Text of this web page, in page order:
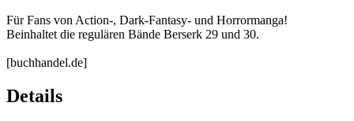
Für Fans von Action-, Dark-Fantasy- und Horrormanga!
Beinhaltet die regulären Bände Berserk 29 und 30.
[buchhandel.de]
Details